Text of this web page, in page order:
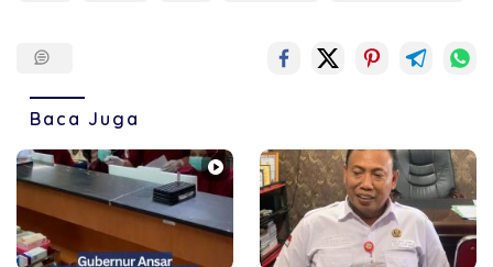
Baca Juga